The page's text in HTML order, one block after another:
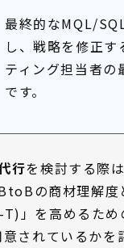
最終的なMQL/
し、戦略を修正す
ティング担当者の
です。
行を検討する際
の商材理解度
」を高めるため
されているかを